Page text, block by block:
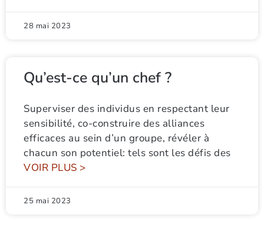
28 mai 2023
Qu’est-ce qu’un chef ?
Superviser des individus en respectant leur
sensibilité, co-construire des alliances
efficaces au sein d’un groupe, révéler à
chacun son potentiel: tels sont les défis des
VOIR PLUS >
25 mai 2023